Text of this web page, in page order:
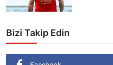
Bizi Takip Edin